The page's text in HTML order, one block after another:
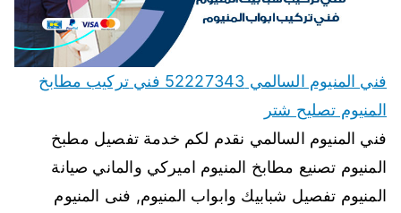
فني المنيوم السالمي 52227343 فني تركيب مطابخ
المنيوم تصليح شتر
فني المنيوم السالمي نقدم لكم خدمة تفصيل مطبخ
المنيوم تصنيع مطابخ المنيوم اميركي والماني صيانة
المنيوم تفصيل شبابيك وابواب المنيوم, فنى المنيوم